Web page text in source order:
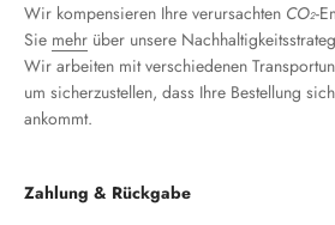
Wir kompensieren Ihre verursachten CO₂-
Sie mehr über unsere
Wir arbeiten mit verschiedenen
um sicherzustellen, dass Ihre Bestellung
ankommt.
Zahlung & Rückgabe